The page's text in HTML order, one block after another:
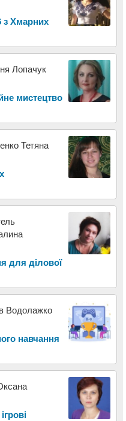
з Хмарних
Лопачук
мистецтво
Тетяна
для ділової
Водолажко
навчання